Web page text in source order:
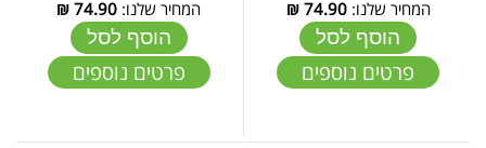
המחיר שלנו:74.90
₪
הוסף לסל
פרטים נוספים
המחיר שלנו: 74.90
₪
הוסף לסל
פרטים נוספים